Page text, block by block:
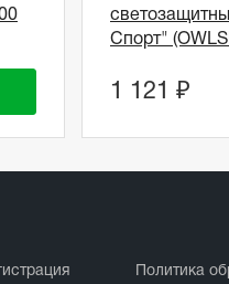
Спорт"
1 121 ₽
Политика